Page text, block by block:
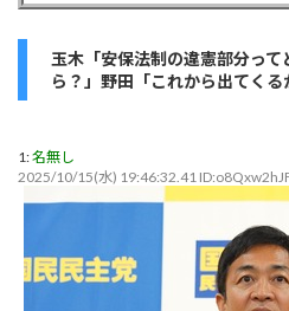
玉木「安保法制の違憲部分っ
ら？」野田「これから出てくる
1:名無し
2025/10/15(水) 19:46:32.41